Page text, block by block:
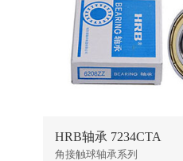
HRB轴承 7234CTA
角接触球轴承系列